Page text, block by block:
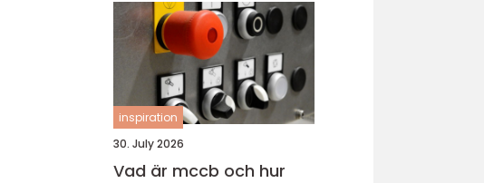
inspiration
30. July 2026
Vad är mccb och hur